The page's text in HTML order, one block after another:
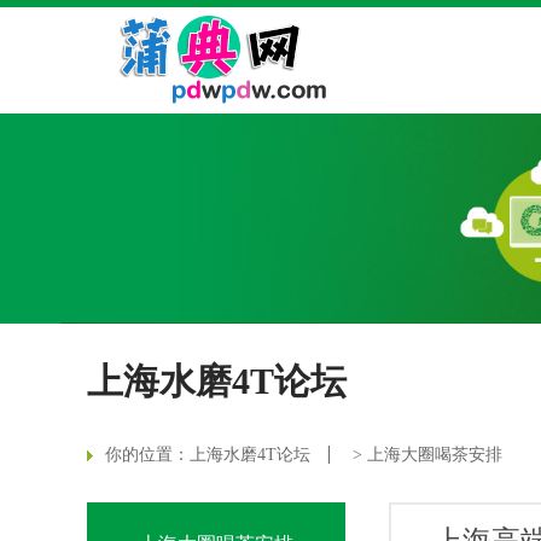
上海水磨4T论坛
你的位置： 上海水磨4T论坛 > 上海大圈喝茶安排